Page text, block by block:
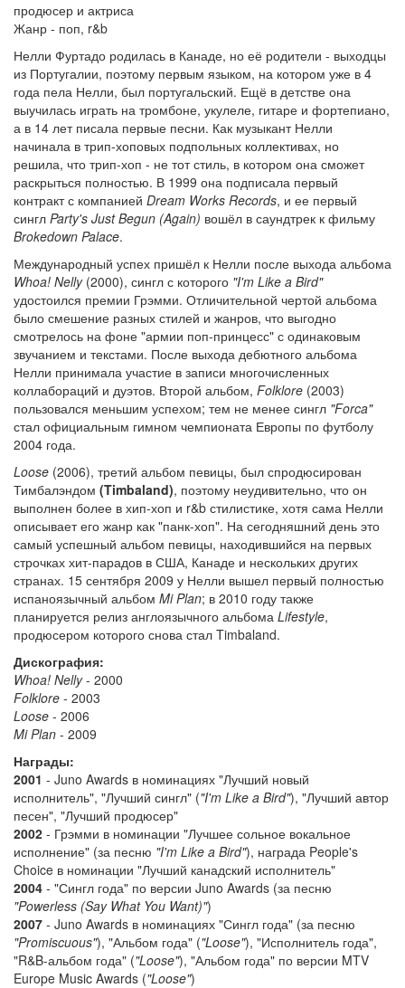
продюсер и актриса
Жанр - поп, r&b
Нелли Фуртадо родилась в Канаде, но её родители - выходцы
из Португалии, поэтому первым языком, на котором уже в 4
года пела Нелли, был португальский. Ещё в детстве она
выучилась играть на тромбоне, укулеле, гитаре и фортепиано,
а в 14 лет писала первые песни. Как музыкант Нелли
начинала в трип-хоповых подпольных коллективах, но
решила, что трип-хоп - не тот стиль, в котором она сможет
раскрыться полностью. В 1999 она подписала первый
контракт с компанией Dream Works Records, и ее первый
сингл Party's Just Begun (Again) вошёл в саундтрек к фильму
Brokedown Palace.
Международный успех пришёл к Нелли после выхода альбома
Whoa! Nelly(2000), сингл с которого "I'm Like a Bird"
удостоился премии Грэмми. Отличительной чертой альбома
было смешение разных стилей и жанров, что выгодно
смотрелось на фоне "армии поп-принцесс" с одинаковым
звучанием и текстами. После выхода дебютного альбома
Нелли принимала участие в записи многочисленных
коллабораций и дуэтов. Второй альбом, Folklore (2003)
пользовался меньшим успехом; тем не менее сингл "Forca"
стал официальным гимном чемпионата Европы по футболу
2004 года.
Loose (2006), третий альбом певицы, был спродюсирован
Тимбалэндом (Timbaland), поэтому неудивительно, что он
выполнен более в хип-хоп и r&b стилистике, хотя сама Нелли
описывает его жанр как "панк-хоп". На сегодняшний день это
самый успешный альбом певицы, находившийся на первых
строчках хит-парадов в США, Канаде и нескольких других
странах. 15 сентября 2009 у Нелли вышел первый полностью
испаноязычный альбом Mi Plan; в 2010 году также
планируется релиз англоязычного альбома Lifestyle,
продюсером которого снова стал Timbaland.
Дискография:
Whoa! Nelly- 2000
Folklore - 2003
Loose - 2006
Mi Plan - 2009
Награды:
2001 - Juno Awards в номинациях "Лучший новый
исполнитель", "Лучший сингл" ("I'm Like a Bird"), "Лучший автор
песен", "Лучший продюсер"
2002 - Грэмми в номинации "Лучшее сольное вокальное
исполнение" (за песню "I'm Like a Bird"), награда People's
Choice в номинации "Лучший канадский исполнитель"
2004 - "Сингл года" по версии Juno Awards (за песню
"Powerless (Say What You Want)")
2007 - Juno Awards в номинациях "Сингл года" (за песню
"Promiscuous"), "Альбом года" ("Loose"), "Исполнитель года",
"R&B-альбом года" ("Loose"), "Альбом года" по версии MTV
Europe Music Awards ("Loose")